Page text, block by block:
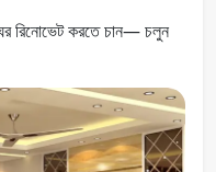
রিনোভেট করতে চান— চলুন